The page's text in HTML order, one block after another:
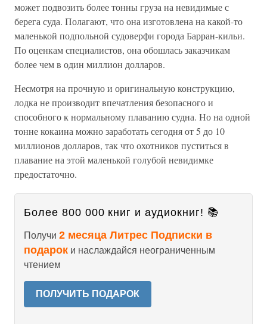
может подвозить более тонны груза на невидимые с
берега суда. Полагают, что она изготовлена на какой-то
маленькой подпольной судоверфи города Барран-кильи.
По оценкам специалистов, она обошлась заказчикам
более чем в один миллион долларов.
Несмотря на прочную и оригинальную конструкцию,
лодка не производит впечатления безопасного и
способного к нормальному плаванию судна. Но на одной
тонне кокаина можно заработать сегодня от 5 до 10
миллионов долларов, так что охотников пуститься в
плавание на этой маленькой голубой невидимке
предостаточно.
Более 800 000 книг и аудиокниг! 📚
Получи 2 месяца Литрес Подписки в
подарок и наслаждайся неограниченным
чтением
ПОЛУЧИТЬ ПОДАРОК